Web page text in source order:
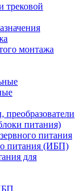
трековой
монтажа
питания)
питания
питания (ИБП)
для